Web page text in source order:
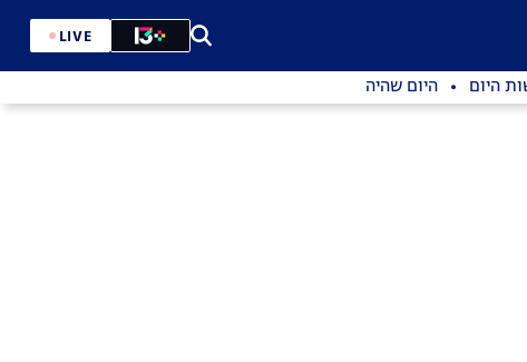
LIVE
היום היום שהיה